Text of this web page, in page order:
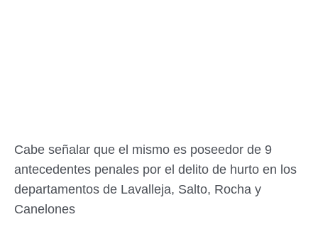
Cabe señalar que el mismo es poseedor de 9
antecedentes penales por el delito de hurto en los
departamentos de Lavalleja, Salto, Rocha y
Canelones